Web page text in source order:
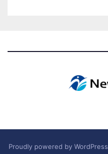
Proudly powered by WordPress